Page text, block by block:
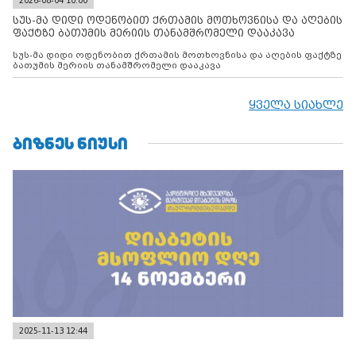
სუს-მა დიდი ოდენობით ქრთამის მოთხოვნისა და აღების
ფაქტზე ბათუმის მერიის თანამშრომელი დააკავა
სუს-მა დიდი ოდენობით ქრთამის მოთხოვნისა და აღების ფაქტზე
ბათუმის მერიის თანამშრომელი დააკავა
ყველა სიახლე
ᲑᲘᲖᲜᲔᲡ ᲜᲘᲣᲡᲘ
2025-11-13 12:44